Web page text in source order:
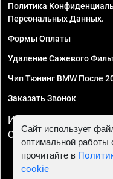
Политика
Персональных Данных.
Формы Оплаты
Удаление Сажевого
Чип Тюнинг BMW После
Заказать Звонок
ИП Смирнов Георгий
ОГРНИП
Сайт использует
оптимальной работы
прочитайте в
cookie